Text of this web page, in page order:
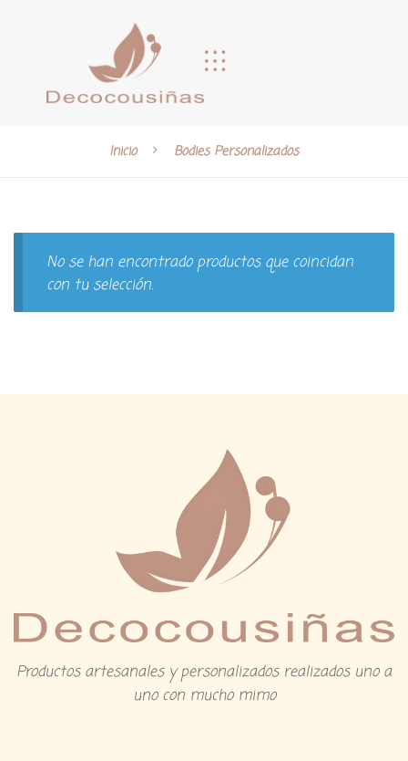
Inicio Bodies Personalizados
No se han encontrado productos que coincidan
con tu selección.
Productos artesanales y personalizados realizados uno a
uno con mucho mimo